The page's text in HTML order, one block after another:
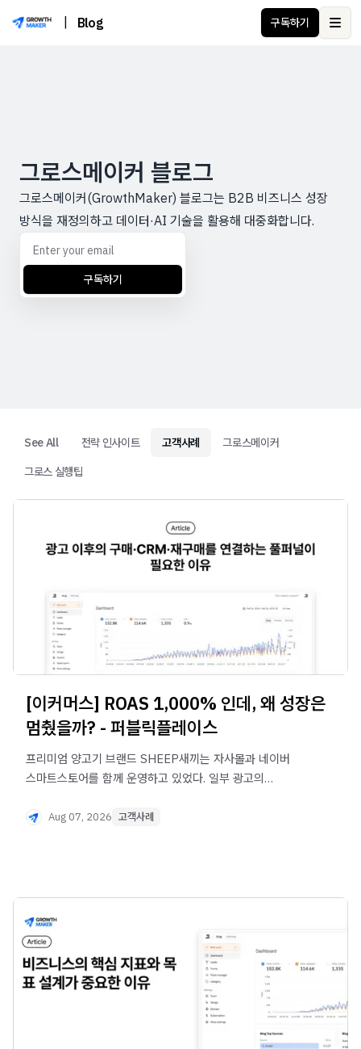
Blog 구독하기
그로스메이커 블로그
그로스메이커(GrowthMaker) 블로그는 B2B 비즈니스 성장
방식을 재정의하고 데이터·AI 기술을 활용해 대중화합니다.
구독하기
See All 전략 인사이트 고객사례
그로스메이커
그로스 실행팁
[이커머스] ROAS 1,000% 인데, 왜 성장은
멈췄을까? - 퍼블릭플레이스
프리미엄 양고기 브랜드 SHEEP새끼는 자사몰과 네이버
스마트스토어를 함께 운영하고 있었다. 일부 광고의
매출의 약 90%가 스마트스토어에서 발생했다.
Aug 07, 2026 고객사례